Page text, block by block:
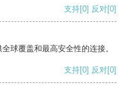
支持[0] 反对[0]
球覆盖和最高安全性的连接。
支持[0] 反对[0]